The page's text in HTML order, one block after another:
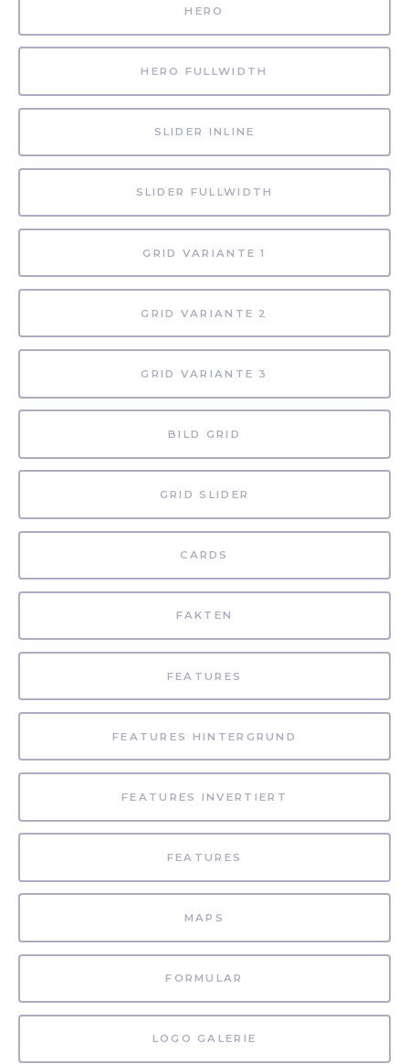
HERO
HERO FULLWIDTH
SLIDER INLINE
SLIDER FULLWIDTH
GRID VARIANTE 1
GRID VARIANTE 2
GRID VARIANTE 3
BILD GRID
GRID SLIDER
CARDS
FAKTEN
FEATURES
FEATURES HINTERGRUND
FEATURES INVERTIERT
FEATURES
MAPS
FORMULAR
LOGO GALERIE